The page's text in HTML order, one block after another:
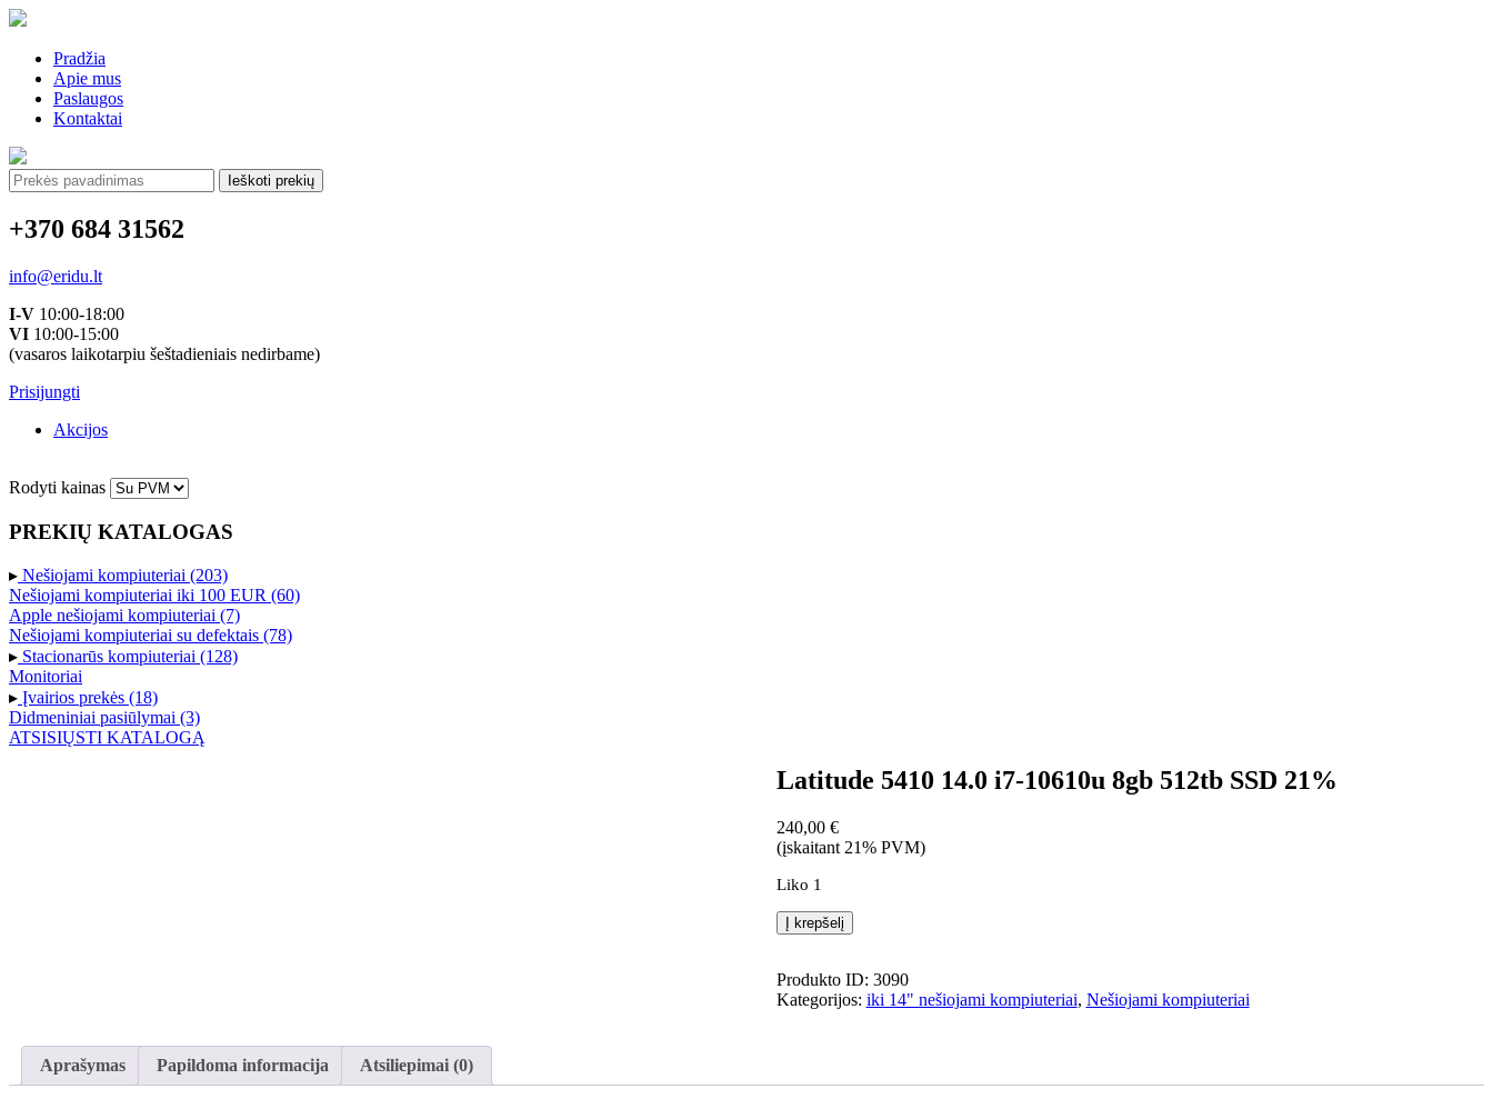
Pradžia
Apie mus
Paslaugos
Kontaktai
Ieškoti:
+370 684 31562
info@eridu.lt
I-V 10:00-18:00
VI 10:00-15:00
(vasaros laikotarpiu šeštadieniais nedirbame)
Prisijungti
Akcijos
Rodyti kainas
PREKIŲ KATALOGAS
▸ Nešiojami kompiuteriai (203)
Nešiojami kompiuteriai iki 100 EUR (60)
Apple nešiojami kompiuteriai (7)
Nešiojami kompiuteriai su defektais (78)
▸ Stacionarūs kompiuteriai (128)
Monitoriai
▸ Įvairios prekės (18)
Didmeniniai pasiūlymai (3)
ATSISIŲSTI KATALOGĄ
Latitude 5410 14.0 i7-10610u 8gb 512tb SSD 21%
240,00 €
(įskaitant 21% PVM)
Liko 1
produkto
kiekis:
5410
14.0
Į krepšelį
Produkto ID: 3090
Kategorijos: iki 14" nešiojami kompiuteriai, Nešiojami kompiuteriai
Aprašymas Papildoma informacija Atsiliepimai (0)